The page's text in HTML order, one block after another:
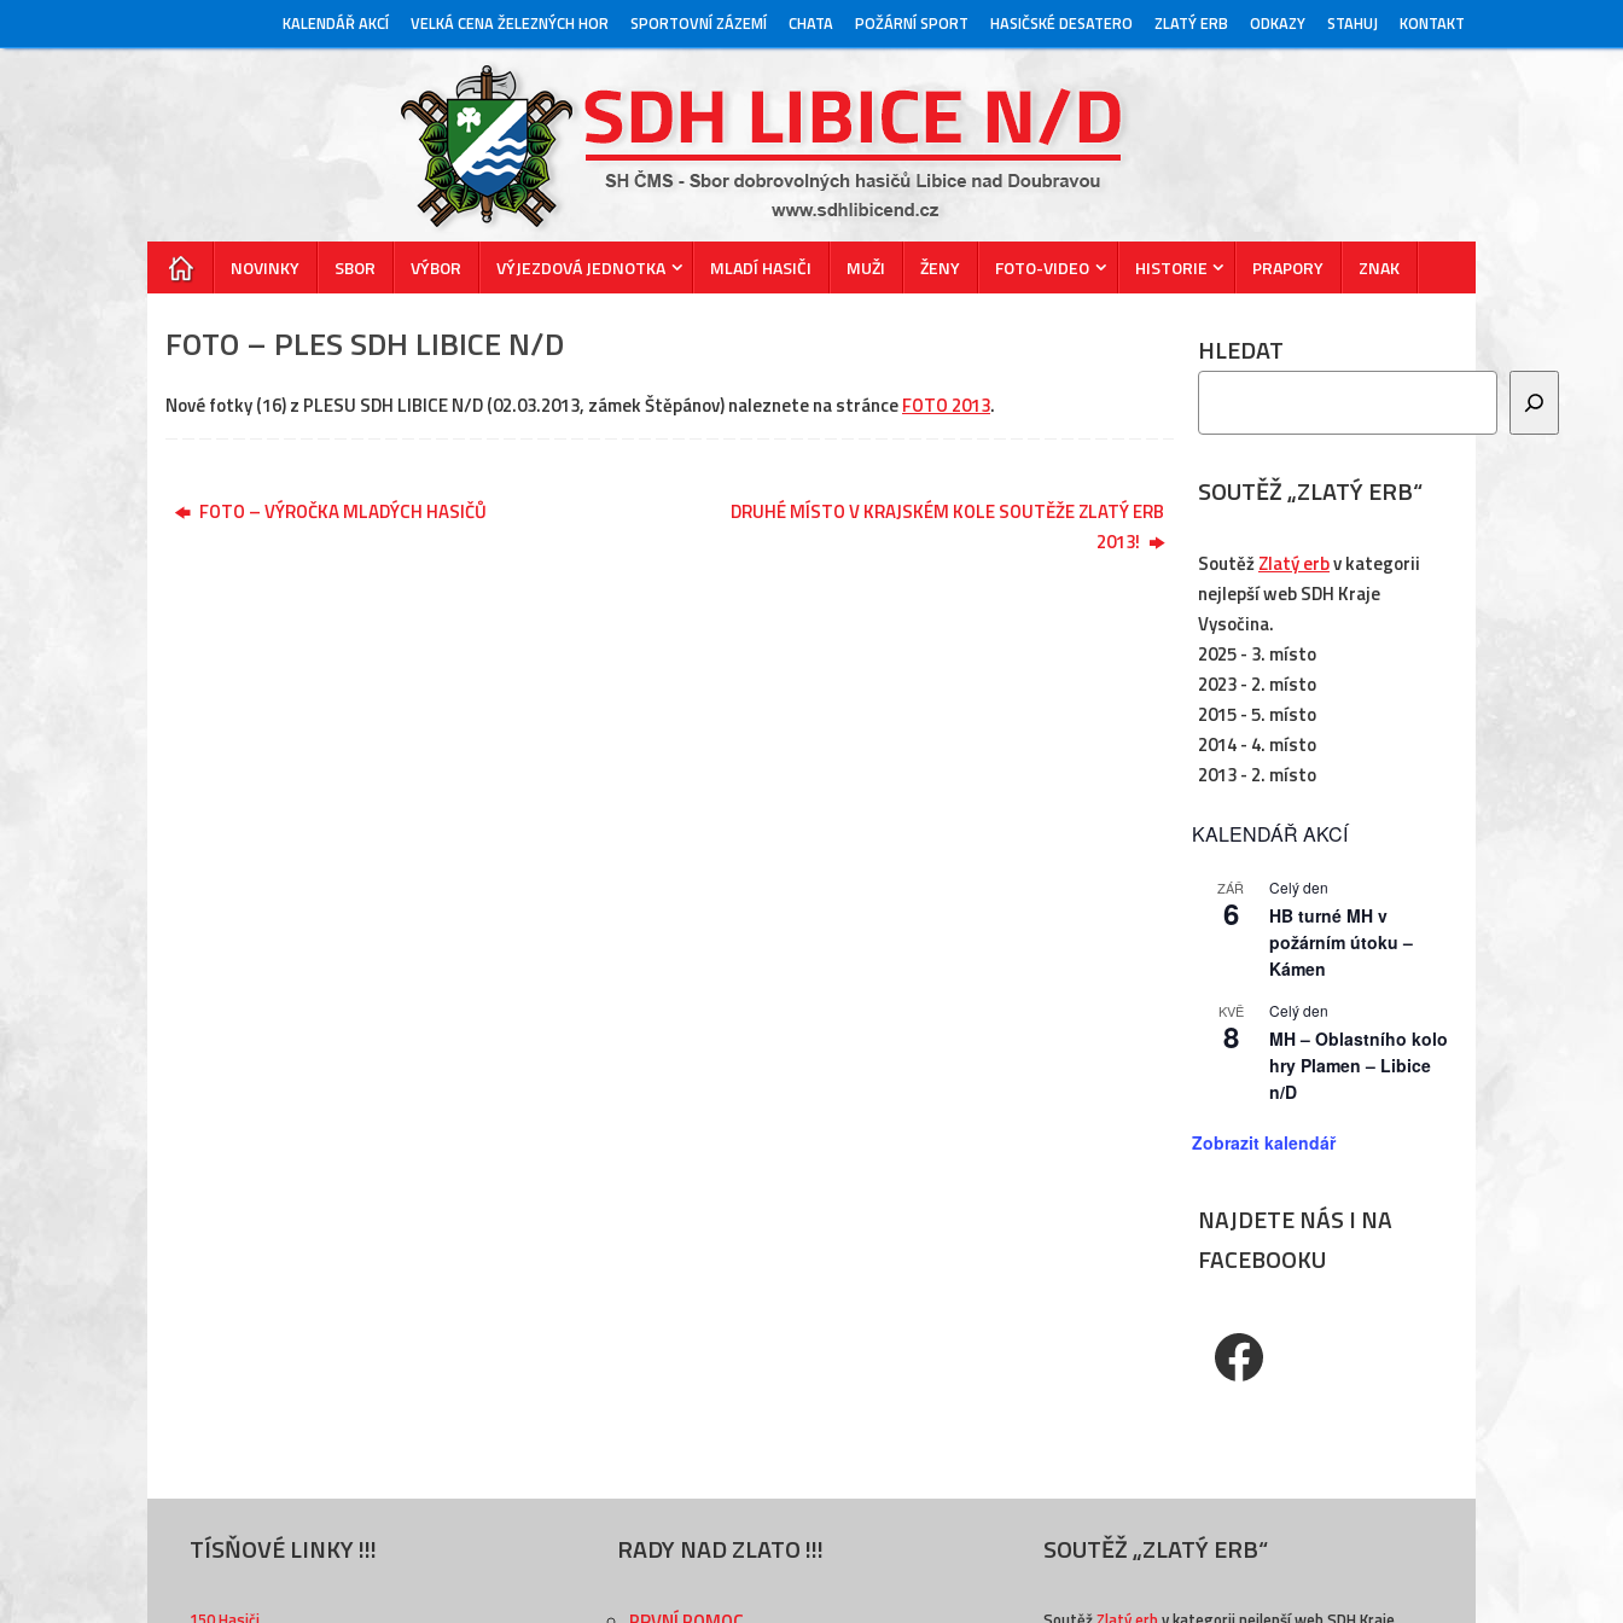
to
KALENDÁŘ AKCÍ VELKÁ CENA ŽELEZNÝCH HOR SPORTOVNÍ ZÁZEMÍ CHATA POŽÁRNÍ SPORT HASIČSKÉ DESATERO ZLATÝ ERB ODKAZY STAHUJ KONTAKT
Skip
NOVINKY SBOR VÝBOR VÝJEZDOVÁ JEDNOTKA MLADÍ HASIČI MUŽI ŽENY FOTO-VIDEO HISTORIE PRAPORY ZNAK
FOTO – PLES SDH LIBICE N/D
Nové fotky (16) z PLESU SDH LIBICE N/D (02.03.2013, zámek Štěpánov) naleznete na stránceFOTO 2013.
FOTO – VÝROČKA MLADÝCH HASIČŮ
DRUHÉ MÍSTO V KRAJSKÉM KOLE SOUTĚŽE ZLATÝ ERB
2013!
HLEDAT
SOUTĚŽ „ZLATÝ ERB“
SoutěžZlatý erbv kategorii
nejlepší web SDH Kraje
Vysočina.
2025 - 3. místo
2023 - 2. místo
2015 - 5. místo
2014 - 4. místo
2013 - 2. místo
KALENDÁŘ AKCÍ
ZÁŘ
6
Celý den
HB turné MH v
požárním útoku –
Kámen
KVĚ
8
Celý den
MH – Oblastního kolo
hry Plamen – Libice
n/D
Zobrazit kalendář
NAJDETE NÁS I NA
FACEBOOKU
Facebook
TÍSŇOVÉ LINKY !!! RADY NAD ZLATO !!! SOUTĚŽ „ZLATÝ ERB“